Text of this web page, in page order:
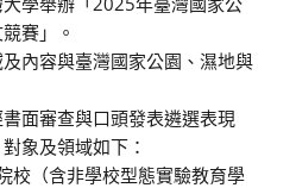
賽」。
內容與臺灣國家公園、濕地與
面審查與口頭發表遴選表現
象及領域如下：
校（含非學校型態實驗教育學